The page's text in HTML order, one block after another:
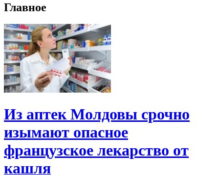
Главное
Из аптек Молдовы срочно
изымают опасное
французское лекарство от
кашля